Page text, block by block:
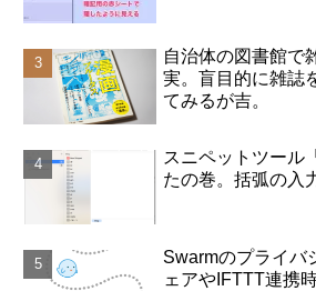
自治体の図書館で
実。盲目的に雑誌
てみるが吉。
スニペットツール
たの巻。括弧の入
Swarmのプライバ
ェアやIFTTT連携